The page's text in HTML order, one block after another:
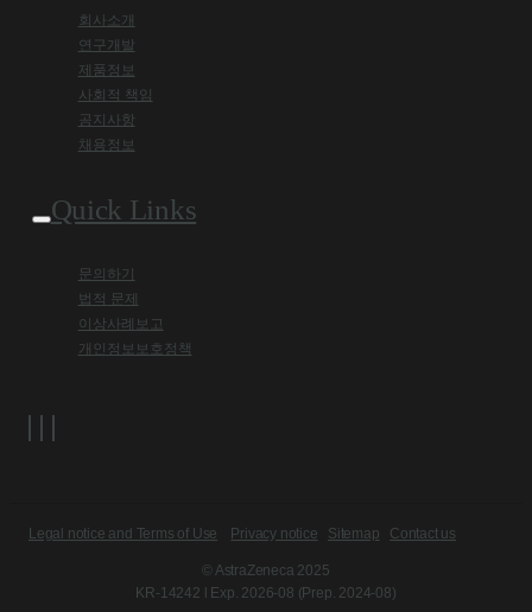
회사소개
연구개발
제품정보
사회적 책임
공지사항
채용정보
Quick Links
문의하기
법적 문제
이상사례보고
개인정보보호정책
Legal notice and Terms of Use Privacy notice Sitemap Contact us
© AstraZeneca 2025
KR-14242 l Exp. 2026-08 (Prep. 2024-08)